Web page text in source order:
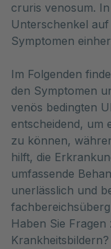
cruris venosum.
Unterschenkel
Symptomen
Im Folgenden
den Symptomen
venös bedingten
entscheidend, um
zu können,
hilft, die
umfassende
unerlässlich und
Haben Sie